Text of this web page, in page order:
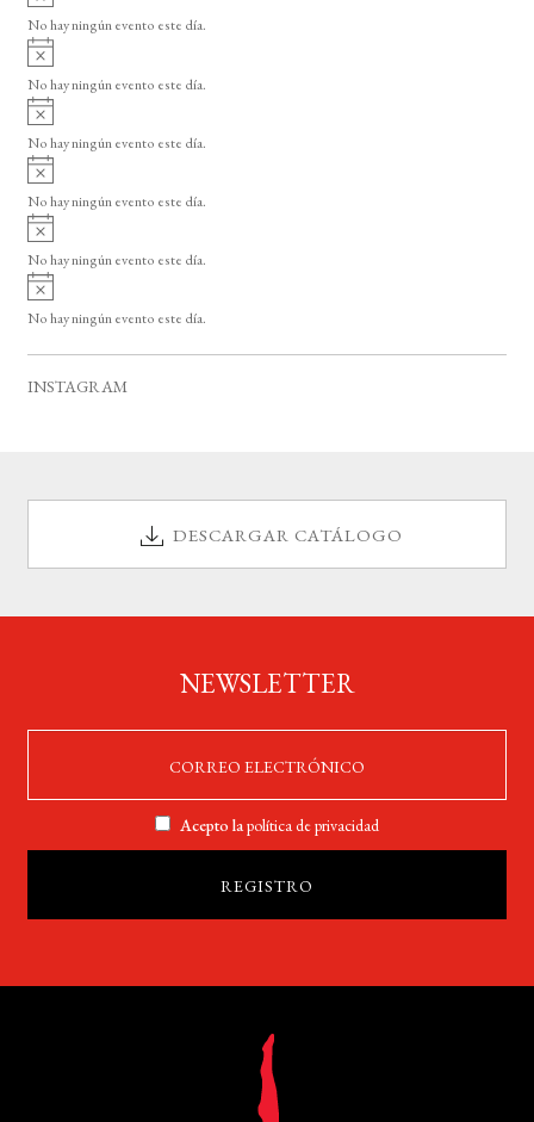
o
v
i
o
No hay ningún evento este día.
A
v
i
o
No hay ningún evento este día.
A
v
i
o
No hay ningún evento este día.
A
v
i
o
No hay ningún evento este día.
A
v
i
o
No hay ningún evento este día.
A
v
i
No hay ningún evento este día.
INSTAGRAM
DESCARGAR CATÁLOGO
NEWSLETTER
Acepto lapolítica de privacidad